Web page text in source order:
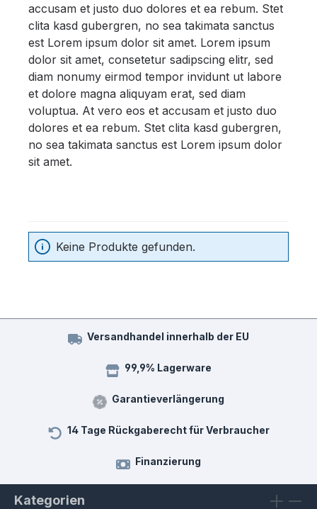
accusam et justo duo dolores et ea rebum. Stet
clita kasd gubergren, no sea takimata sanctus
est Lorem ipsum dolor sit amet. Lorem ipsum
dolor sit amet, consetetur sadipscing elitr, sed
diam nonumy eirmod tempor invidunt ut labore
et dolore magna aliquyam erat, sed diam
voluptua. At vero eos et accusam et justo duo
dolores et ea rebum. Stet clita kasd gubergren,
no sea takimata sanctus est Lorem ipsum dolor
sit amet.
Keine Produkte gefunden.
Versandhandel innerhalb der EU
99,9% Lagerware
Garantieverlängerung
14 Tage Rückgaberecht für Verbraucher
Finanzierung
Kategorien